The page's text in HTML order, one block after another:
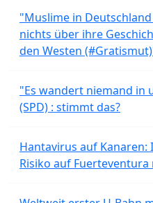
"Muslime in
nichts über ihre
den Westen
"Es wandert niemand in
(SPD) : stimmt das?
Hantavirus auf
Risiko auf Fuerteventura